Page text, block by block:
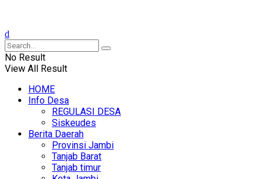
No Result
View All Result
HOME
Info Desa
REGULASI DESA
Siskeudes
Berita Daerah
Provinsi Jambi
Tanjab Barat
Tanjab timur